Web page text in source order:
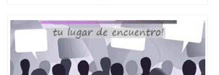
理、材料科学、机械工程、航天工程、土木工程、数
学、化学、英语、社会科学、心理学、戏剧、市场营
销、机械工程、计算机科学、物理学、人工智能、商
科、金融专业 1、客户提供相关材料，确定客户办理
信息，给出操作方案； 2、补充毕业证成绩单等相关
材料； 3、留服注册申请账号，付定金； 4、预约递